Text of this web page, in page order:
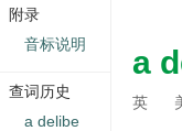
a
英
附录
音标说明
查词历史
a delibe